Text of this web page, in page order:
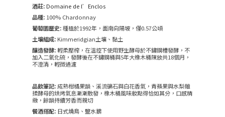
酒莊:Domaine de l’Enclos
品種: 100% Chardonnay
葡萄園歷史:種植於1992年，面南向陽坡，僅0.57公頃
土壤組成: Kimmeridgian土壤、黏土
釀造發酵:輕柔壓榨，在溫控下使用野生酵母於不鏽鋼槽發酵，不
加入二氧化硫，發酵後在不鏽鋼桶與5年大橡木桶陳放共18個月，
不澄清，輕微過濾
品飲筆記: 成熟柑橘果韻、溪流礦石與白花香氣，青蘋果與水梨雜
揉酵母的烘烤氣息漸漸散發，橡木桶風味妝點得恰如其分，口感精
緻，餘韻持續芳香而親切
餐酒搭配: 日式燒鳥、鹽水鵝